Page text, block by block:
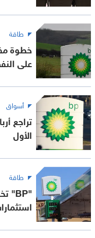
طاقة
خطوة
على
أسواق
الأول
طاقة